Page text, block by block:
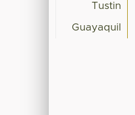
Tustin
Guayaquil